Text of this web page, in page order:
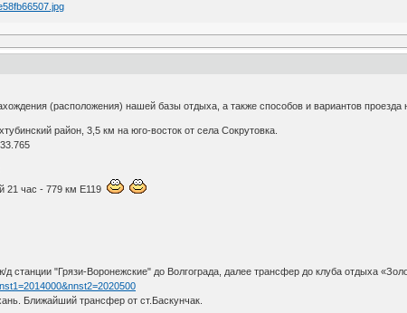
(расположения) нашей базы отдыха, а также способов и вариантов проезда
район, 3,5 км на юго-восток от села Сокрутовка.
21 час - 779 км Е119
станции "Грязи-Воронежские" до Волгограда, далее трансфер до клуба отдыха
Ближайший трансфер от ст.Баскунчак.